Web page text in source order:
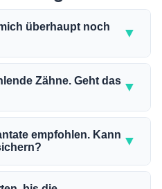
überhaupt noch
▼
haben kein Höchstalter.
nehmen
noch auf.
nur bis 62 Jahre.
spielt das
Rolle, beeinflusst aber
Zähne. Geht das ▼
ist das kein
Anbieter werden
Beitragszuschlag
empfohlen. Kann ▼
selbst sind bei